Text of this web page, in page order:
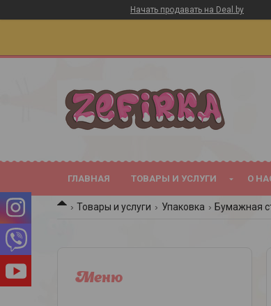
Начать продавать на Deal.by
ГЛАВНАЯ ТОВАРЫ И УСЛУГИ О
Товары и услуги Упаковка Бумажная